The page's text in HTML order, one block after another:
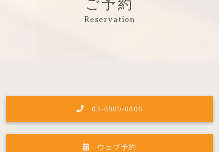
ご予約
Reservation
03-6909-0806
ウェブ予約